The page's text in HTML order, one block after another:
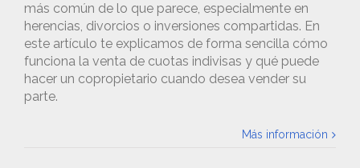
más común de lo que parece, especialmente en
herencias, divorcios o inversiones compartidas. En
este artículo te explicamos de forma sencilla cómo
funciona la venta de cuotas indivisas y qué puede
hacer un copropietario cuando desea vender su
parte.
Más información